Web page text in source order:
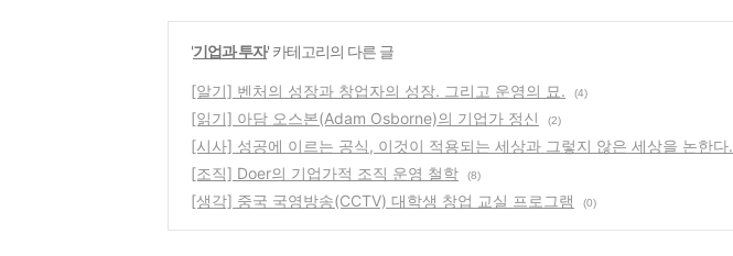
'기업과 투자' 카테고리의 다른 글
[알기] 벤처의 성장과 창업자의 성장. 그리고 운영의 묘. (4)
[읽기] 아담 오스본(Adam Osborne)의 기업가 정신 (2)
[시사] 성공에 이르는 공식, 이것이 적용되는 세상과 그렇지 않은 세상을 논한다.
[조직] Doer의 기업가적 조직 운영 철학 (8)
[생각] 중국 국영방송(CCTV) 대학생 창업 교실 프로그램 (0)